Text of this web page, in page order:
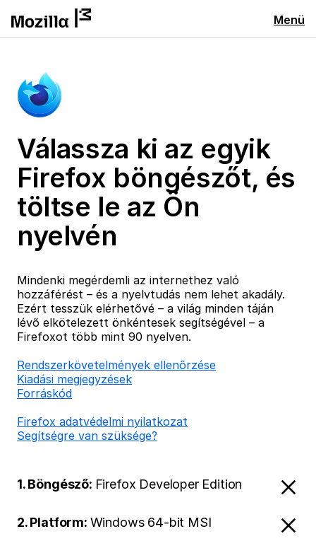
Menü
Válassza ki az egyik
Firefox böngészőt, és
töltse le az Ön
nyelvén
Mindenki megérdemli az internethez való
hozzáférést – és a nyelvtudás nem lehet akadály.
Ezért tesszük elérhetővé – a világ minden táján
lévő elkötelezett önkéntesek segítségével – a
Firefoxot több mint 90 nyelven.
Rendszerkövetelmények ellenőrzése
Kiadási megjegyzések
Forráskód
Firefox adatvédelmi nyilatkozat
Segítségre van szüksége?
1. Böngésző: Firefox Developer Edition
2. Platform: Windows 64-bit MSI